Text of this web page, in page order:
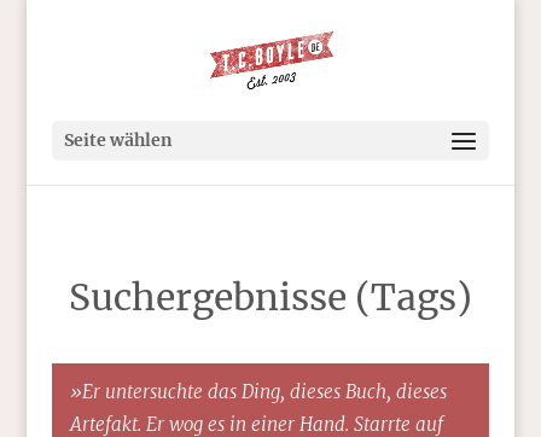
Seite wählen
Suchergebnisse (Tags)
»Er untersuchte das Ding, dieses Buch, dieses
Artefakt. Er wog es in einer Hand. Starrte auf